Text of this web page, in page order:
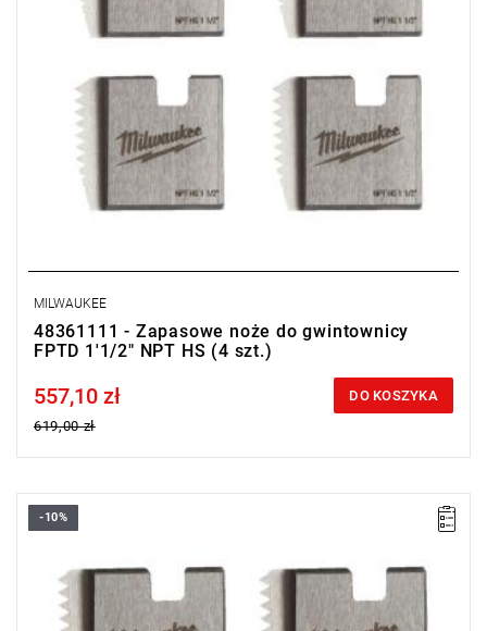
MILWAUKEE
48361111 - Zapasowe noże do gwintownicy
FPTD 1'1/2" NPT HS (4 szt.)
Price tax included
557,10 zł
619,00 zł
DO KOSZYKA
Noże zapasowe do gwintownicy charakteryzują się wysoką
pracę.
-10%